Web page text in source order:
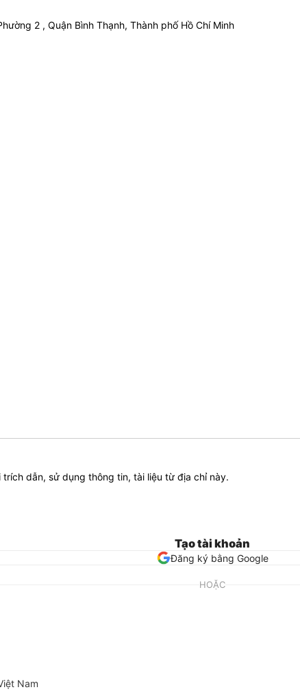
2 , Quận Bình Thạnh, Thành phố Hồ Chí Minh
trích dẫn, sử dụng thông tin, tài liệu từ địa chỉ này.
Tạo tài khoản
Đăng ký bằng Google
HOẶC
Nam